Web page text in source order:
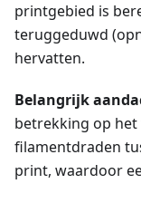
printgebied is
teruggeduwd
hervatten.
Belangrijk
betrekking op
filamentdraden
print, waardoor